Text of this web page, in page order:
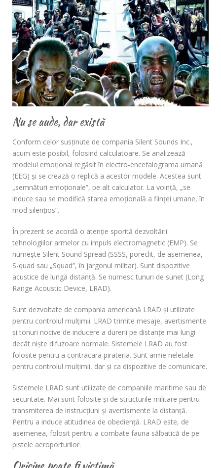
Nu se aude, dar există
Conform celor susţinute de compania Silent Sounds Inc.,
acum este posibil, folosind calculatoare. Se analizează
modelul emoţional regăsit în electro-encefalograma umană
(EEG) şi se crează o replică a acestor modele. Acestea sunt
„semnături emoţionale”, pe alt calculator. La voinţă, „se
induce sau se modifică starea emoţională a fiinţei umane, în
mod silenţios”.
În prezent se acordă o atenţie sporită dezvoltării
tehnologiilor armelor cu impuls electromagnetic (EMP). Se
numește Silent Sound Spread (SSSS, poreclit, de asemenea,
S-quad sau „Squad”, în jargonul militar). Sunt dispozitive
acustice de lungă distanţă. Se numesc tunuri de sunet (Long
Range Acoustic Device, LRAD).
Sunt dezvoltate de compania americană LRAD şi utilizate
pentru controlul mulţimii. LRAD trimite mesaje, avertismente
şi tonuri nocive de inducere a durerii pe distanţe mai lungi
decât nişte difuzoare normale. Sistemele LRAD au fost
folosite pentru a contracara pirateria. Sunt arme neletale
pentru controlul mulţimii, dar şi ca dispozitive de comunicare.
Sistemele LRAD sunt utilizate de companiile maritime sau de
securitate. Mai sunt folosite și de structurile militare pentru
transmiterea de instrucţiuni şi avertismente la distanţă.
Pentru a induce atitudinea de obedienţă. LRAD este, de
asemenea, folosit pentru a combate fauna sălbatică de pe
pistele aeroporturilor.